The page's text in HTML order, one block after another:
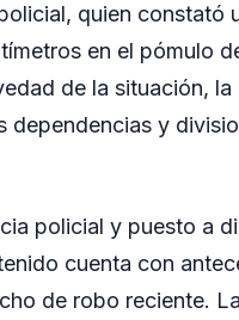
quien constató
en el pómulo
de la situación,
y
policial y puesto a
cuenta con
de robo reciente.